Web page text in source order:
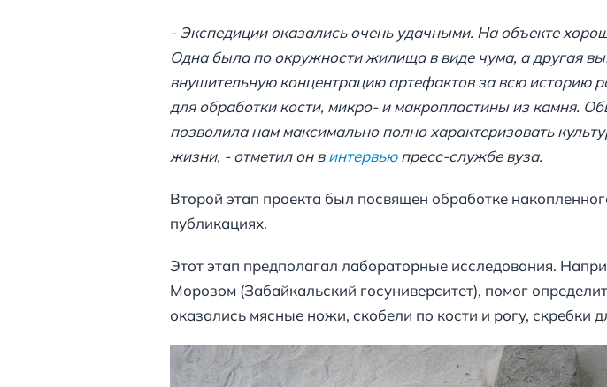
- Экспедиции оказались очень удачными. На объекте
Одна была по окружности жилища в виде чума, а другая
внушительную концентрацию артефактов за всю историю
для обработки кости, микро- и макропластины из камня.
позволила нам максимально полно характеризовать
жизни, - отметил он винтервьюпресс-службе вуза.
Второй этап проекта был посвящен обработке
публикациях.
Этот этап предполагал лабораторные исследования.
Морозом (Забайкальский госуниверситет), помог
оказались мясные ножи, скобели по кости и рогу, скребки